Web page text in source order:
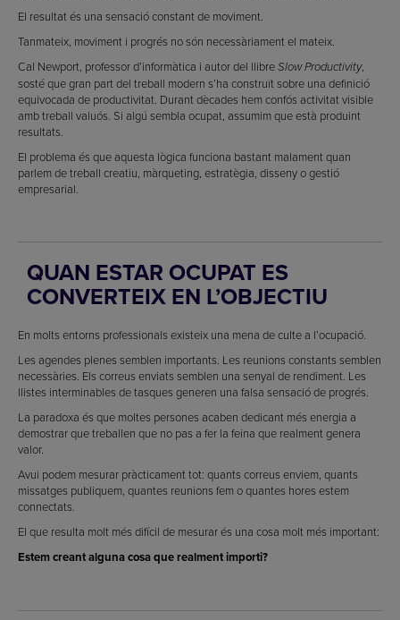
El resultat és una sensació constant de moviment.
Tanmateix, moviment i progrés no són necessàriament el mateix.
Cal Newport, professor d’informàtica i autor del llibreSlow Productivity,
sosté que gran part del treball modern s’ha construït sobre una definició
equivocada de productivitat. Durant dècades hem confós activitat visible
amb treball valuós. Si algú sembla ocupat, assumim que està produint
resultats.
El problema és que aquesta lògica funciona bastant malament quan
parlem de treball creatiu, màrqueting, estratègia, disseny o gestió
empresarial.
QUAN ESTAR OCUPAT ES
CONVERTEIX EN L’OBJECTIU
En molts entorns professionals existeix una mena de culte a l’ocupació.
Les agendes plenes semblen importants. Les reunions constants semblen
necessàries. Els correus enviats semblen una senyal de rendiment. Les
llistes interminables de tasques generen una falsa sensació de progrés.
La paradoxa és que moltes persones acaben dedicant més energia a
demostrar que treballen que no pas a fer la feina que realment genera
valor.
Avui podem mesurar pràcticament tot: quants correus enviem, quants
missatges publiquem, quantes reunions fem o quantes hores estem
connectats.
El que resulta molt més difícil de mesurar és una cosa molt més important:
Estem creant alguna cosa que realment importi?